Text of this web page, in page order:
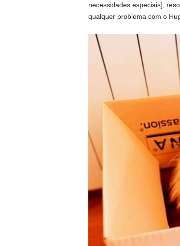
necessidades especiais],
qualquer problema com o